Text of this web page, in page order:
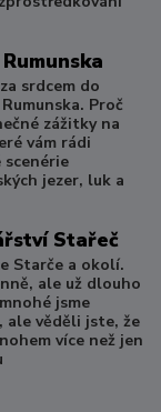
srdcem do
Proč
zážitky na
vám rádi
scenérie
jezer, luk a
Stařeč
Starče a okolí.
ale už dlouho
jsme
věděli jste, že
více než jen